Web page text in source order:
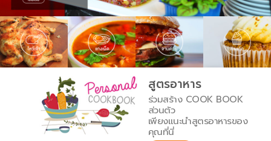
Top Foodie
สารพันก้นครัว
เคล็ดลับน่ารู้
เปรียบเทียบหน่วยการตวง
เปรียบเทียบอุณหภูมิ
เปรียบเทียบน้ำหนักวัตถุดิบ
FoodPedia
สร้าง Cookbook
สูตรอาหาร
ร่วมสร้าง COOK BOOK
ส่วนตัว
เพียงแนะนำสูตรอาหารของ
คุณที่นี่